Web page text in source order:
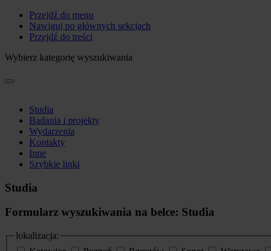
Przejdź do menu
Nawiguj po głównych sekcjach
Przejdź do treści
Wybierz kategorię wyszukiwania
Studia
Badania i projekty
Wydarzenia
Kontakty
Inne
Szybkie linki
Studia
Formularz wyszukiwania na belce: Studia
lokalizacja: